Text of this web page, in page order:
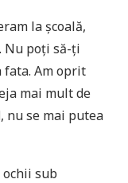
la școală,
Nu poți să-ți
fata. Am oprit
mai mult de
nu se mai putea
sub